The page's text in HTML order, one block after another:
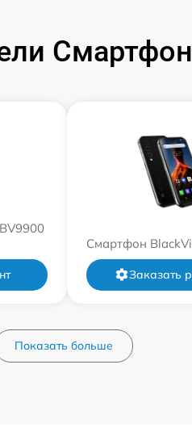
Смартфон
Заказать
Показать больше